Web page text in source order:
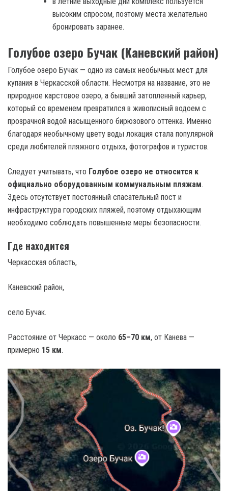
высоким спросом, поэтому места желательно
бронировать заранее.
Голубое озеро Бучак (Каневский район)
Голубое озеро Бучак — одно из самых необычных мест для
купания в Черкасской области. Несмотря на название, это не
природное карстовое озеро, а бывший затопленный карьер,
который со временем превратился в живописный водоем с
прозрачной водой насыщенного бирюзового оттенка. Именно
благодаря необычному цвету воды локация стала популярной
среди любителей пляжного отдыха, фотографов и туристов.
Следует учитывать, что Голубое озеро не относится к
официально оборудованным коммунальным пляжам.
Здесь отсутствует постоянный спасательный пост и
инфраструктура городских пляжей, поэтому отдыхающим
необходимо соблюдать повышенные меры безопасности.
Где находится
Черкасская область,
Каневский район,
село Бучак.
Расстояние от Черкасс — около 65–70 км, от Канева —
примерно 15 км.